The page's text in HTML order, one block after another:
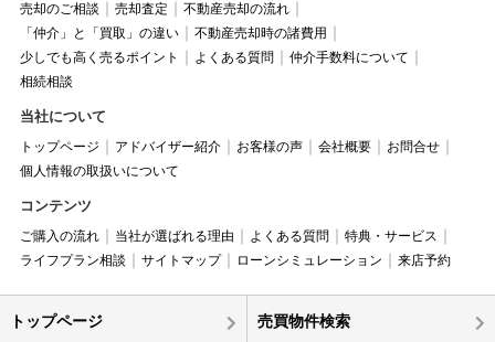
売却のご相談 売却査定
不動産売却の流れ
「仲介」と「買取」の違い
不動産売却時の諸費用
少しでも高く売るポイント
よくある質問
仲介手数料について
相続相談
当社について
トップページ アドバイザー紹介 お客様の声 会社概要
お問合せ
個人情報の取扱いについて
コンテンツ
ご購入の流れ 当社が選ばれる理由 よくある質問
特典・サービス
ライフプラン相談
サイトマップ ローンシミュレーション 来店予約
トップページ 売買物件検索